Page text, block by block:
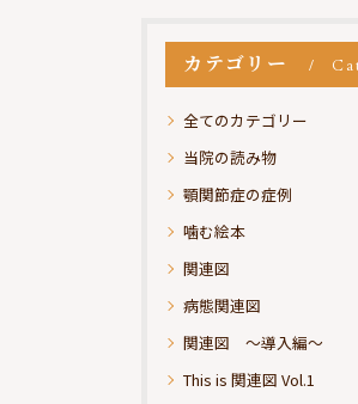
カテゴリー
全てのカテゴリー
当院の読み物
顎関節症の症例
噛む絵本
関連図
病態関連図
関連図 ～導入編～
This is 関連図 Vol.1